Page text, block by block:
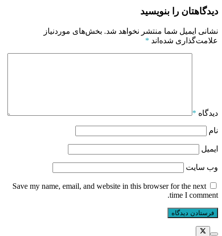
دیدگاهتان را بنویسید
نشانی ایمیل شما منتشر نخواهد شد. بخش‌های موردنیاز
علامت‌گذاری شده‌اند *
دیدگاه *
نام
ایمیل
وب‌ سایت
Save my name, email, and website in this browser for the next
time I comment.